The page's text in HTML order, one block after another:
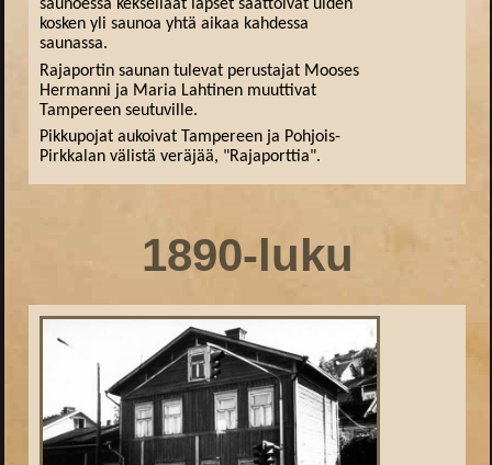
saunoessa kekseliäät lapset saattoivat uiden
kosken yli saunoa yhtä aikaa kahdessa
saunassa.
Rajaportin saunan tulevat perustajat Mooses
Hermanni ja Maria Lahtinen muuttivat
Tampereen seutuville.
Pikkupojat aukoivat Tampereen ja Pohjois-
Pirkkalan välistä veräjää, "Rajaporttia".
1890-luku